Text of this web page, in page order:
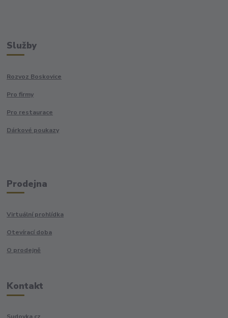
Služby
Rozvoz Boskovice
Pro firmy
Pro restaurace
Dárkové poukazy
Prodejna
Virtuální prohlídka
Otevírací doba
O prodejně
Kontakt